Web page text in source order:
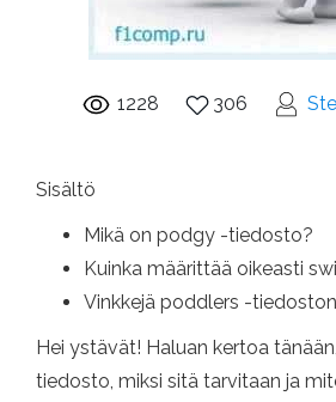
1228 306
Sisältö
Mikä on podgy -tiedosto?
Kuinka määrittää oikeasti
Vinkkejä poddlers -
Hei ystävät! Haluan kertoa
tiedosto, miksi sitä tarvitaan ja